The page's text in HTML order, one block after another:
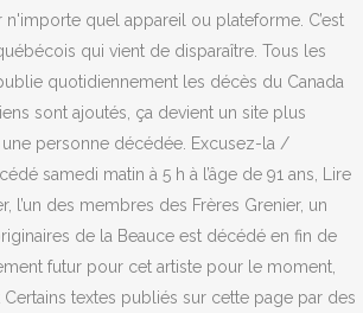
quel appareil ou plateforme. C’est
qui vient de disparaître. Tous les
quotidiennement les décès du Canada
sont ajoutés, ça devient un site plus
personne décédée. Excusez-la /
samedi matin à 5 h à l’âge de 91 ans, Lire
l’un des membres des Frères Grenier, un
de la Beauce est décédé en fin de
futur pour cet artiste pour le moment,
textes publiés sur cette page par des